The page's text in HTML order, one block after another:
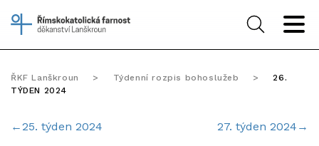
ŘKF Lanškroun > Týdenní rozpis bohoslužeb >
26.
TÝDEN 2024
27. týden 2024 →
←25. týden 2024